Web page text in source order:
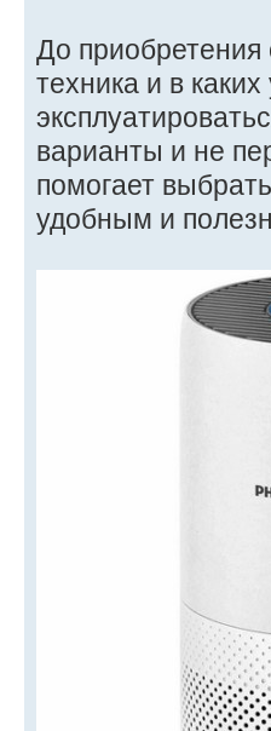
До приобретения
техника и в
варианты и не
помогает
удобным и